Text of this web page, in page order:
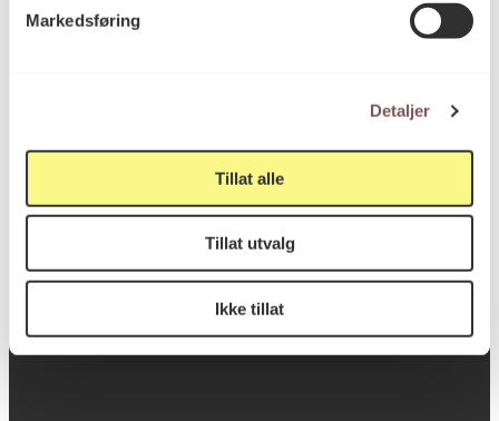
Markedsføring
Detaljer
Tillat alle
Tillat utvalg
Ikke tillat
St. Olavs plass